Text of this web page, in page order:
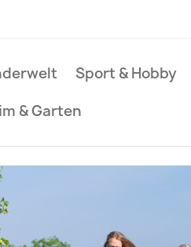
Sport & Hobby
& Garten